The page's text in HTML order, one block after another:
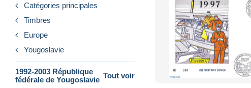
Catégories principales
Timbres
Europe
Yougoslavie
1992-2003 République
fédérale de Yougoslavie Tout voir